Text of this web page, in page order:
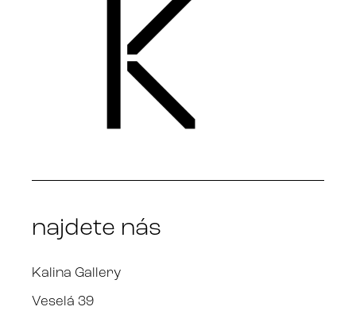
najdete nás
Kalina Gallery
Veselá 39